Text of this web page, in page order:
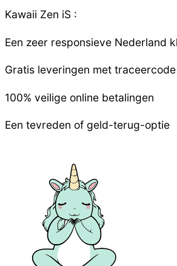
Kawaii Zen iS :
Een zeer responsieve Nederland
Gratis leveringen met traceercode
100% veilige online betalingen
Een tevreden of geld-terug-optie